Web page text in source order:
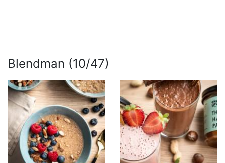
Blendman (10/47)